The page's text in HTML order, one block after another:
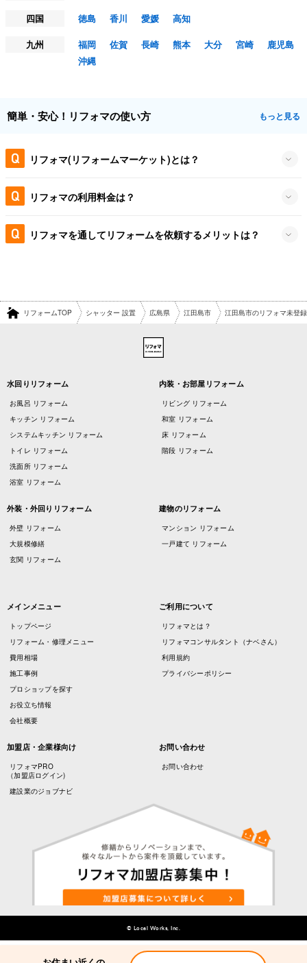
四国
徳島 香川 愛媛
高知
九州
福岡 佐賀 長崎 熊本 大分 宮崎
鹿児島
沖縄
簡単・安心！リフォマの使い方 もっと見る
リフォマ(リフォームマーケット)とは？
リフォマの利用料金は？
リフォマを通してリフォームを依頼するメリットは？
リフォームTOP シャッター 設置 広島県 江田島市 江田島市のリフォマ未登
水回りリフォーム
お風呂 リフォーム
キッチン リフォーム
システムキッチン リフォーム
トイレ リフォーム
洗面所 リフォーム
浴室 リフォーム
内装・お部屋リフォーム
リビング リフォーム
和室 リフォーム
床 リフォーム
階段 リフォーム
外装・外回りリフォーム
外壁 リフォーム
大規模修繕
玄関 リフォーム
建物のリフォーム
マンション リフォーム
一戸建て リフォーム
メインメニュー
トップページ
リフォーム・修理メニュー
費用相場
施工事例
プロショップを探す
お役立ち情報
会社概要
ご利用について
リフォマとは？
リフォマコンサルタント（ナベさん）
利用規約
プライバシーポリシー
加盟店・企業様向け
リフォマPRO
（加盟店ログイン)
建設業のジョブナビ
お問い合わせ
お問い合わせ
© Local Works, Inc.